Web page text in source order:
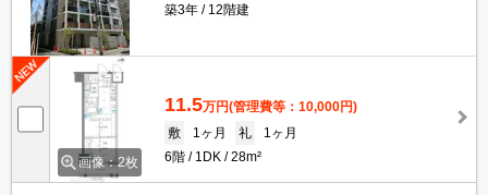
築3年
12階建
画像：2枚
11.5万円(管理費等：10,000円)
敷
1ヶ月 礼
1ヶ月
6階
1DK 28m²